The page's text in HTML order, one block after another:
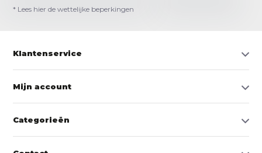
* Lees hier de wettelijke beperkingen
Klantenservice
Mijn account
Categorieën